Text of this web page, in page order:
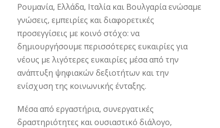
Ρουμανία, Ελλάδα, Ιταλία και Βουλγαρία ενώσαμε
γνώσεις, εμπειρίες και διαφορετικές
προσεγγίσεις με κοινό στόχο: να
δημιουργήσουμε περισσότερες ευκαιρίες για
νέους με λιγότερες ευκαιρίες μέσα από την
ανάπτυξη ψηφιακών δεξιοτήτων και την
ενίσχυση της κοινωνικής ένταξης.
Μέσα από εργαστήρια, συνεργατικές
δραστηριότητες και ουσιαστικό διάλογο,